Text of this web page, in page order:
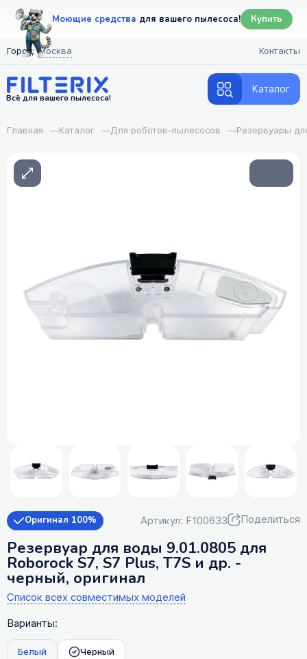
Моющие средства для вашего пылесоса! Купить
Город: Москва Контакты
Всё для вашего пылесоса!
Каталог
Главная —Каталог —Для роботов-пылесосов —Резервуары
Оригинал 100% Артикул: F100633 Поделиться
Резервуар для воды 9.01.0805 для
Roborock S7, S7 Plus, T7S и др. -
черный, оригинал
Список всех совместимых моделей
Варианты:
Белый Черный